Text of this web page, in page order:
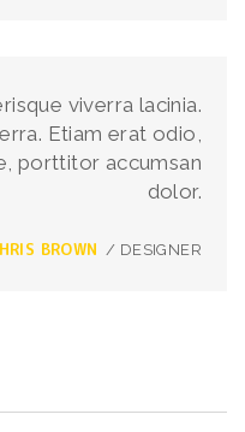
viverra lacinia.
Etiam erat odio,
porttitor accumsan
dolor.
BROWN / DESIGNER